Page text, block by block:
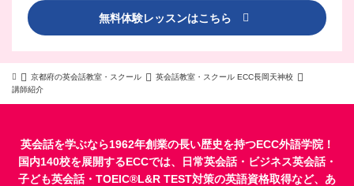
無料体験レッスンはこちら
京都府の英会話教室・スクール
英会話教室・スクール ECC長岡天神校
講師紹介
英会話を学ぶなら1962年創業の長い歴史を持つECC外語学院！
国内140校を展開するECCでは、
日常英会話・ ビジネス英会話・
子ども英会話・ TOEIC®L&R TEST対策の英語資格取得など、あ